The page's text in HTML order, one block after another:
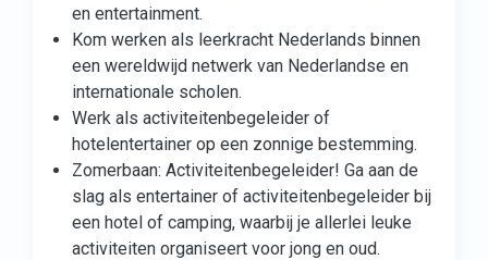
en entertainment.
Kom werken als leerkracht Nederlands binnen
een wereldwijd netwerk van Nederlandse en
internationale scholen.
Werk als activiteitenbegeleider of
hotelentertainer op een zonnige bestemming.
Zomerbaan: Activiteitenbegeleider! Ga aan de
slag als entertainer of activiteitenbegeleider bij
een hotel of camping, waarbij je allerlei leuke
activiteiten organiseert voor jong en oud.